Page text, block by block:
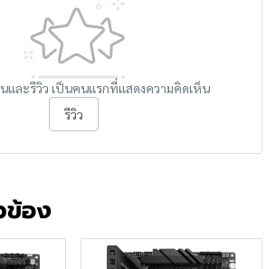
และรีวิว เป็นคนแรกที่แสดงความคิดเห็น
รีวิว
ข้อง